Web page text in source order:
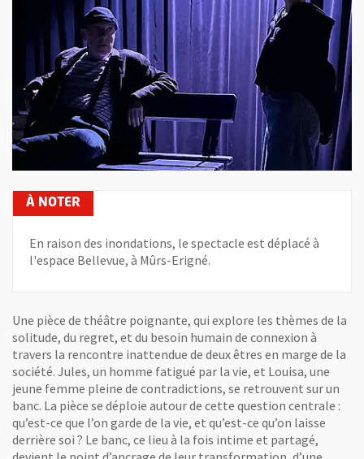
En raison des inondations, le spectacle est déplacé à
l'espace Bellevue, à Mûrs-Erigné.
Une pièce de théâtre poignante, qui explore les thèmes de la
solitude, du regret, et du besoin humain de connexion à
travers la rencontre inattendue de deux êtres en marge de la
société. Jules, un homme fatigué par la vie, et Louisa, une
jeune femme pleine de contradictions, se retrouvent sur un
banc. La pièce se déploie autour de cette question centrale :
qu’est-ce que l’on garde de la vie, et qu’est-ce qu’on laisse
derrière soi ? Le banc, ce lieu à la fois intime et partagé,